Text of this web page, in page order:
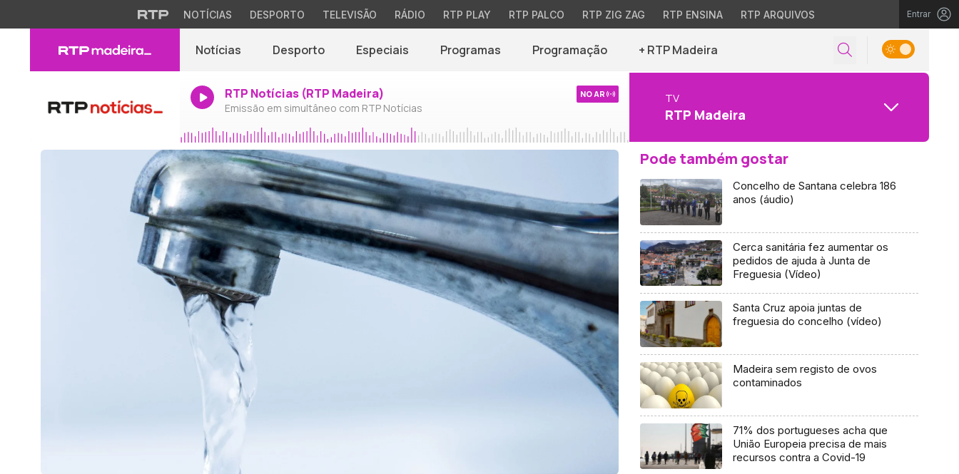
NOTÍCIAS DESPORTO TELEVISÃO RÁDIO RTP PLAY RTP PALCO RTP ZIG ZAG RTP ENSINA RTP ARQUIVOS Entrar
Notícias Desporto Especiais Programas Programação + RTP Madeira
RTP Notícias (RTP Madeira)
Emissão em simultâneo com RTP Notícias
NO AR TV
RTP Madeira
Pode também gostar
Concelho de Santana celebra 186
anos (áudio)
Cerca sanitária fez aumentar os
pedidos de ajuda à Junta de
Freguesia (Vídeo)
Santa Cruz apoia juntas de
freguesia do concelho (vídeo)
Madeira sem registo de ovos
contaminados
71% dos portugueses acha que
União Europeia precisa de mais
recursos contra a Covid-19